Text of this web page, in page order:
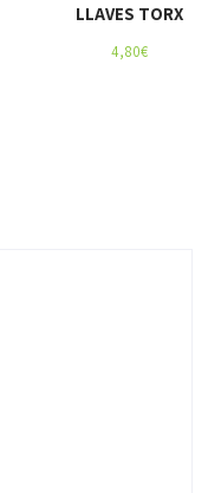
LLAVES TORX
4,80€